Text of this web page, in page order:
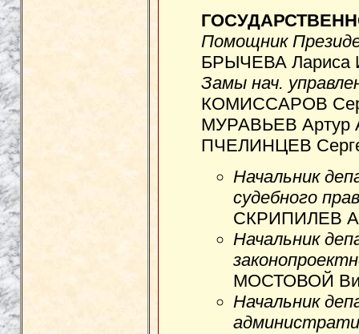
Помощник
БРЫЧЕВА Лариса
Замы нач.
КОМИССАРОВ
МУРАВЬЕВ Артур
ПЧЕЛИНЦЕВ
Начальник
судебного
СКРИПИЛЕВ
Начальник
МОСТОВОЙ
Начальник